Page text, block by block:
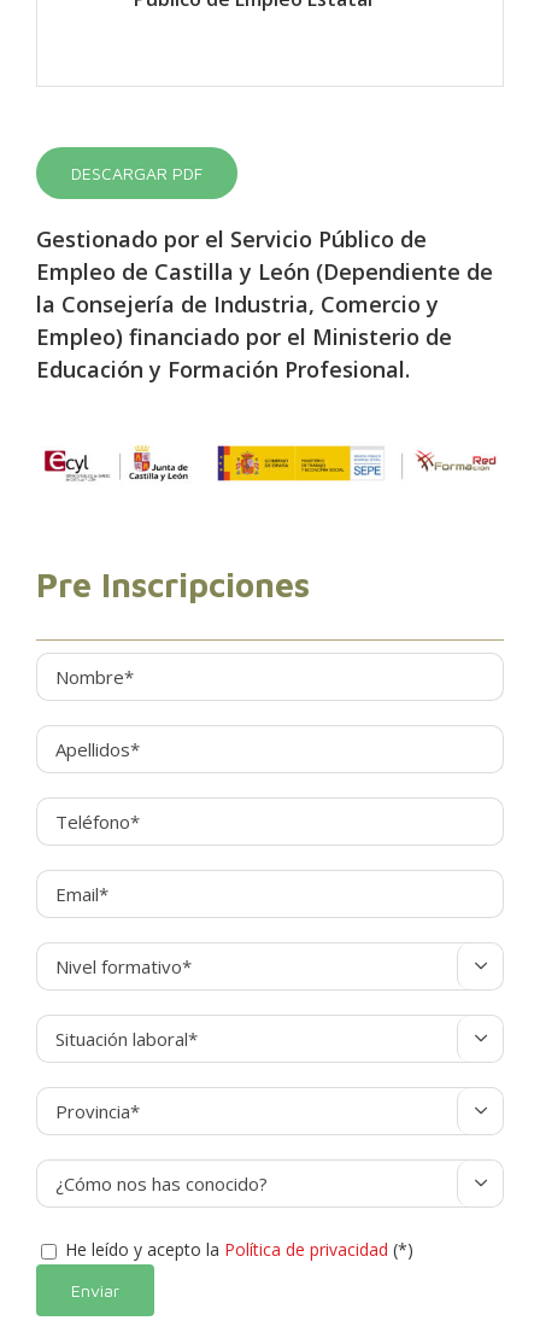
DESCARGAR PDF
Gestionado por el Servicio Público de
Empleo de Castilla y León (Dependiente de
la Consejería de Industria, Comercio y
Empleo) financiado por el Ministerio de
Educación y Formación Profesional.
Pre Inscripciones




He leído y acepto la Política de privacidad (*)